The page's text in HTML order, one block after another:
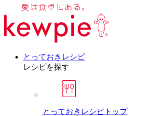
とっておきレシピ
レシピを探す
とっておきレシピトップ